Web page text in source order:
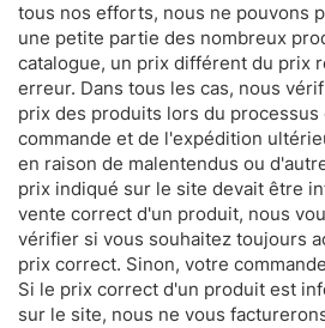
tous nos efforts, nous ne pouvons
une petite partie des nombreux
catalogue, un prix différent du prix
erreur. Dans tous les cas, nous
prix des produits lors du
commande et de l'expédition
en raison de malentendus ou
prix indiqué sur le site devait être
vente correct d'un produit, nous
vérifier si vous souhaitez toujours
prix correct. Sinon, votre
Si le prix correct d'un produit est
sur le site, nous ne vous